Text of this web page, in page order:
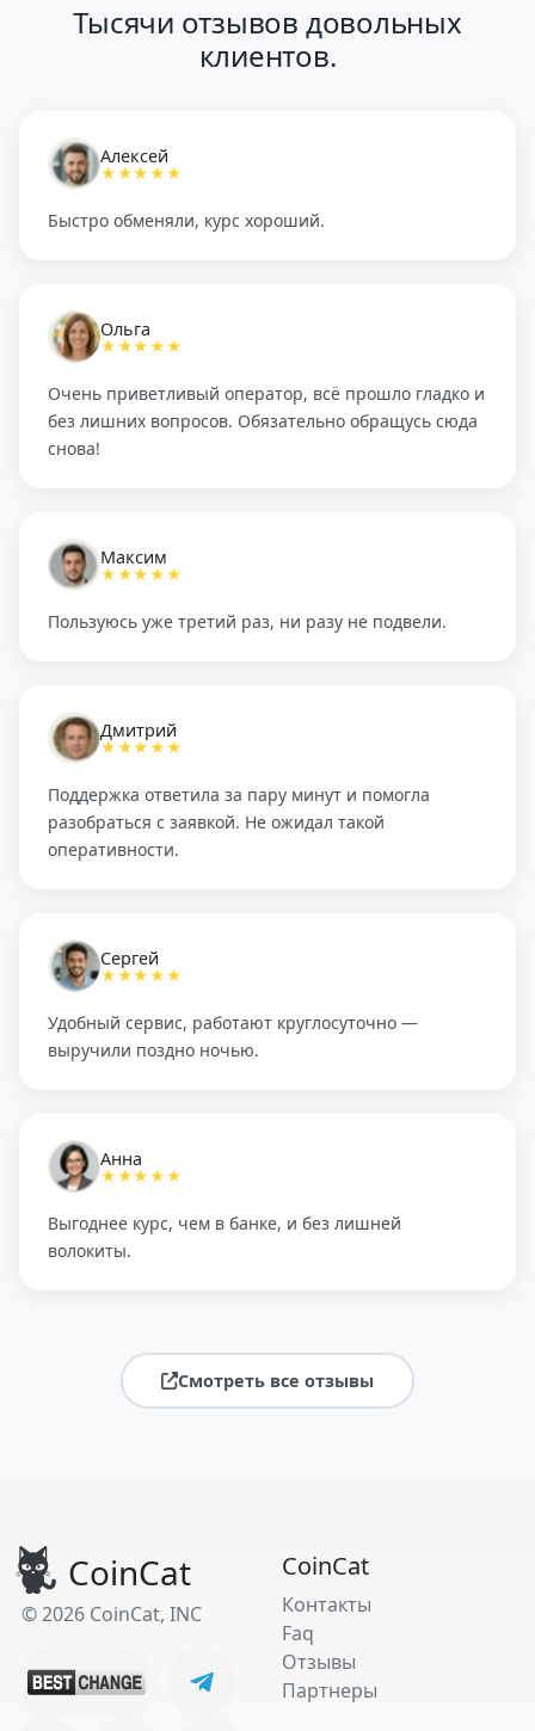
Тысячи отзывов довольных
клиентов.
Алексей
★★★★★
Быстро обменяли, курс хороший.
Ольга
★★★★★
Очень приветливый оператор, всё прошло гладко и
без лишних вопросов. Обязательно обращусь сюда
снова!
Максим
★★★★★
Пользуюсь уже третий раз, ни разу не подвели.
Дмитрий
★★★★★
Поддержка ответила за пару минут и помогла
разобраться с заявкой. Не ожидал такой
оперативности.
Сергей
★★★★★
Удобный сервис, работают круглосуточно —
выручили поздно ночью.
Анна
★★★★★
Выгоднее курс, чем в банке, и без лишней
волокиты.
Смотреть все отзывы
CoinCat
© 2026 CoinCat, INC
CoinCat
Контакты
Faq
Отзывы
Партнеры